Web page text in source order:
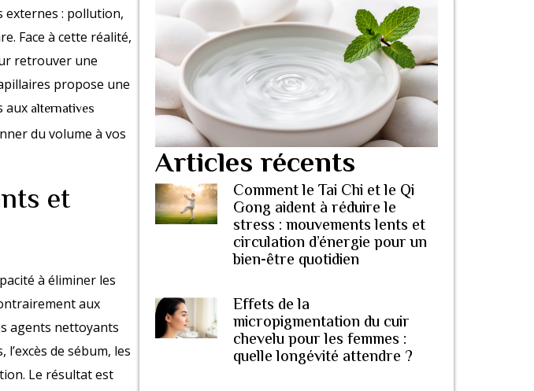
externes : pollution,
Face à cette réalité,
retrouver une
propose une
aux alternatives
du volume à vos
et
à éliminer les
aux
agents nettoyants
de sébum, les
Le résultat est
Articles récents
Comment le Tai Chi et le Qi
Gong aident à réduire le
stress : mouvements lents et
circulation d’énergie pour un
bien-être quotidien
Effets de la
micropigmentation du cuir
chevelu pour les femmes :
quelle longévité attendre ?